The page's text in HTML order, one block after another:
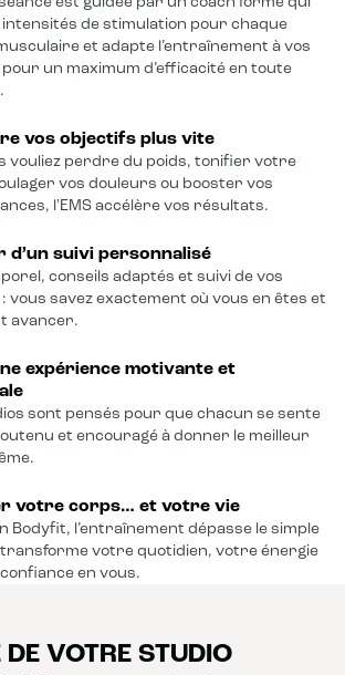
intensités de stimulation pour chaque
et adapte l’entraînement à vos
pour un maximum d’efficacité en toute
vos objectifs plus vite
vouliez perdre du poids, tonifier votre
vos douleurs ou booster vos
l'EMS accélère vos résultats.
d’un suivi personnalisé
conseils adaptés et suivi de vos
vous savez exactement où vous en êtes et
avancer.
expérience motivante et
sont pensés pour que chacun se sente
et encouragé à donner le meilleur
votre corps… et votre vie
Bodyfit, l’entraînement dépasse le simple
votre quotidien, votre énergie
en vous.
DE VOTRE STUDIO